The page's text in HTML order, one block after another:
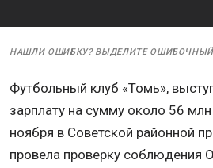
НАШЛИ ОШИБКУ? ВЫДЕЛИТЕ
Футбольный клуб «Томь»,
зарплату на сумму около 56
ноября в Советской районной
провела проверку соблюдения